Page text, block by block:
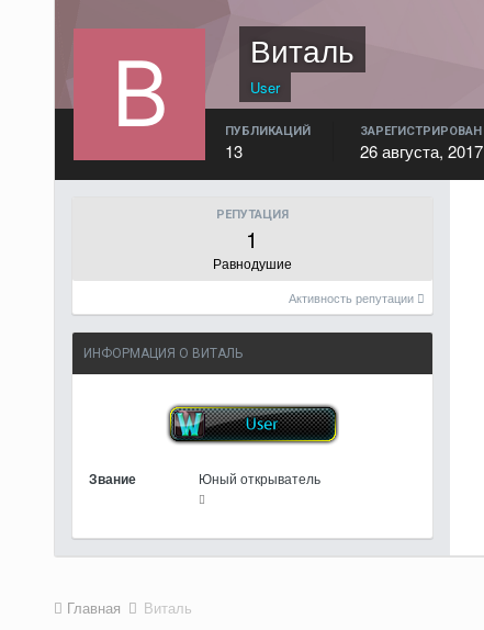
Виталь
User
ПУБЛИКАЦИЙ
13
ЗАРЕГИСТРИРОВАН
26 августа, 2017
РЕПУТАЦИЯ
1
Равнодушие
Активность репутации
ИНФОРМАЦИЯ О ВИТАЛЬ
Звание Юный открыватель
Главная Виталь